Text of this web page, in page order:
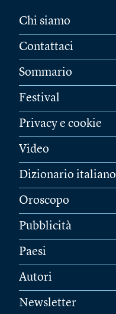
Chi siamo
Contattaci
Sommario
Festival
Privacy e cookie
Video
Dizionario italiano
Oroscopo
Pubblicità
Paesi
Autori
Newsletter